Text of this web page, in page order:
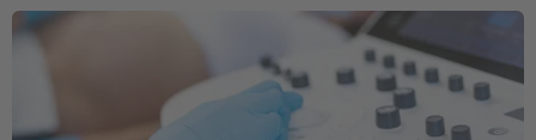
Weiter zu Elektronikversicherung für Mediziner